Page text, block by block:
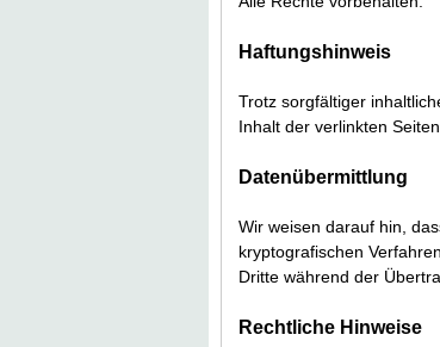
Haftungshinweis
Trotz sorgfältiger
Inhalt der verlinkten
Datenübermittlung
Wir weisen darauf hin,
kryptografischen
Dritte während der
Rechtliche Hinweise